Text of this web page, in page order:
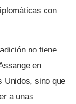
con
no tiene
en
Unidos, sino que
a unas